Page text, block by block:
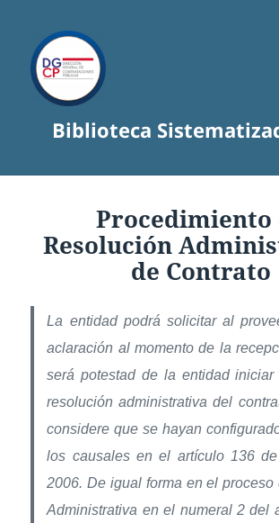
Biblioteca
Procedimiento
Resolución
de Contrato
La entidad podrá solicitar al
aclaración al momento de la
será potestad de la entidad
resolución administrativa del
considere que se hayan
los causales en el artículo 136
2006. De igual forma en el proceso
Administrativa en el numeral 2 del